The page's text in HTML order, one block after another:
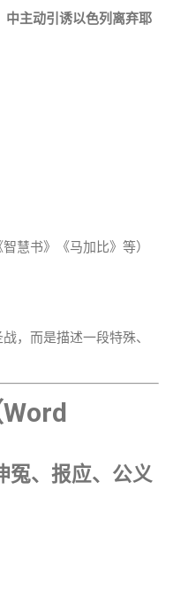
中主动引诱以色列离弃耶
慧书》《马加比》等）
，而是描述一段特殊、
、报应、公义